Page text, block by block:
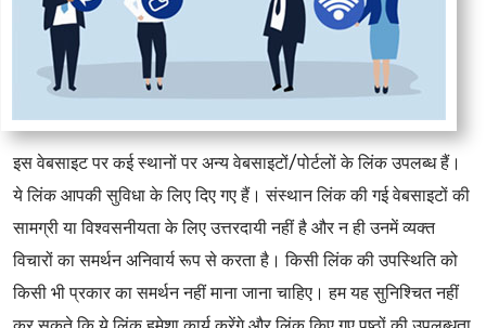
इस वेबसाइट पर कई स्थानों पर अन्य वेबसाइटों/पोर्टलों के लिंक उपलब्ध हैं।
ये लिंक आपकी सुविधा के लिए दिए गए हैं। संस्थान लिंक की गई वेबसाइटों की
सामग्री या विश्वसनीयता के लिए उत्तरदायी नहीं है और न ही उनमें व्यक्त
विचारों का समर्थन अनिवार्य रूप से करता है। किसी लिंक की उपस्थिति को
किसी भी प्रकार का समर्थन नहीं माना जाना चाहिए। हम यह सुनिश्चित नहीं